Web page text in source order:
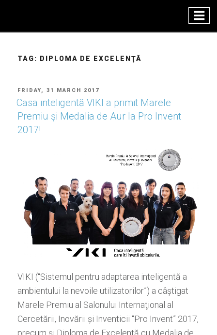
content
TAG: DIPLOMA DE EXCELENŢĂ
POSTED
ON
FRIDAY, 31 MARCH 2017
Casa inteligentă VIKI a primit Marele
Premiu şi Medalia de Aur la Pro Invent
2017!
VIKI (“Sistemul pentru adaptarea inteligentă a
ambientului la nevoile utilizatorilor”) a câştigat
Marele Premiu al Salonului Internaţional al
Cercetării, Inovării şi Inventicii “Pro Invent” 2017,
precum şi Diploma de Excelenţă cu Medalia de